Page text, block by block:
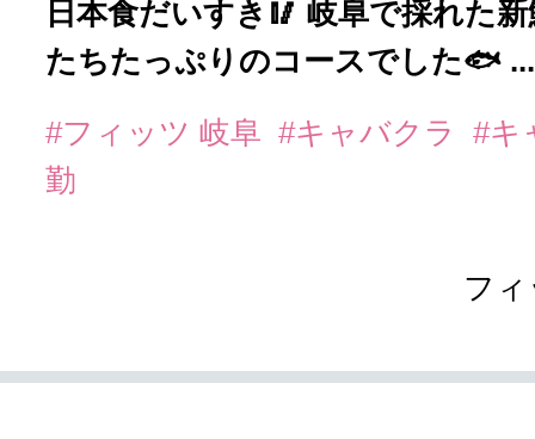
日本食だいすき🥢 岐阜で採れた
たちたっぷりのコースでした🐟 ...
#フィッツ 岐阜 #キャバクラ
#キ
勤
フ